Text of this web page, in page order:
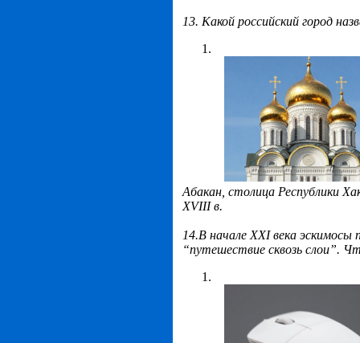
13. Какой российский город
Абакан, столица Республики
XVIII в.
14.В начале XXI века эскимосы
“путешествие сквозь слои”.